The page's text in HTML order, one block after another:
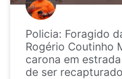
Policia: Foragido
Rogério Coutinho
carona em
de ser recapturado